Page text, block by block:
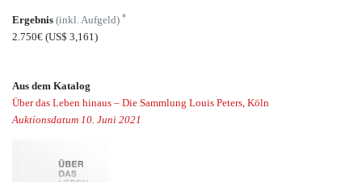
Ergebnis (inkl. Aufgeld) *
2.750€ (US$ 3,161)
Aus dem Katalog
Über das Leben hinaus – Die Sammlung Louis Peters, Köln
Auktionsdatum 10. Juni 2021